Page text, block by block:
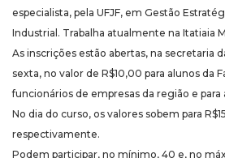
especialista, pela UFJF, em Gestão
Industrial. Trabalha atualmente na Itatiaia
As inscrições estão abertas, na secretaria
sexta, no valor de R$10,00 para alunos da
funcionários de empresas da região e
No dia do curso, os valores sobem para
respectivamente.
Podem participar, no mínimo, 40 e, no